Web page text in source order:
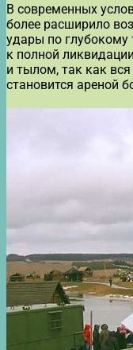
В современных
более расширило
удары по глубокому
к полной
и тылом, так как
становится ареной